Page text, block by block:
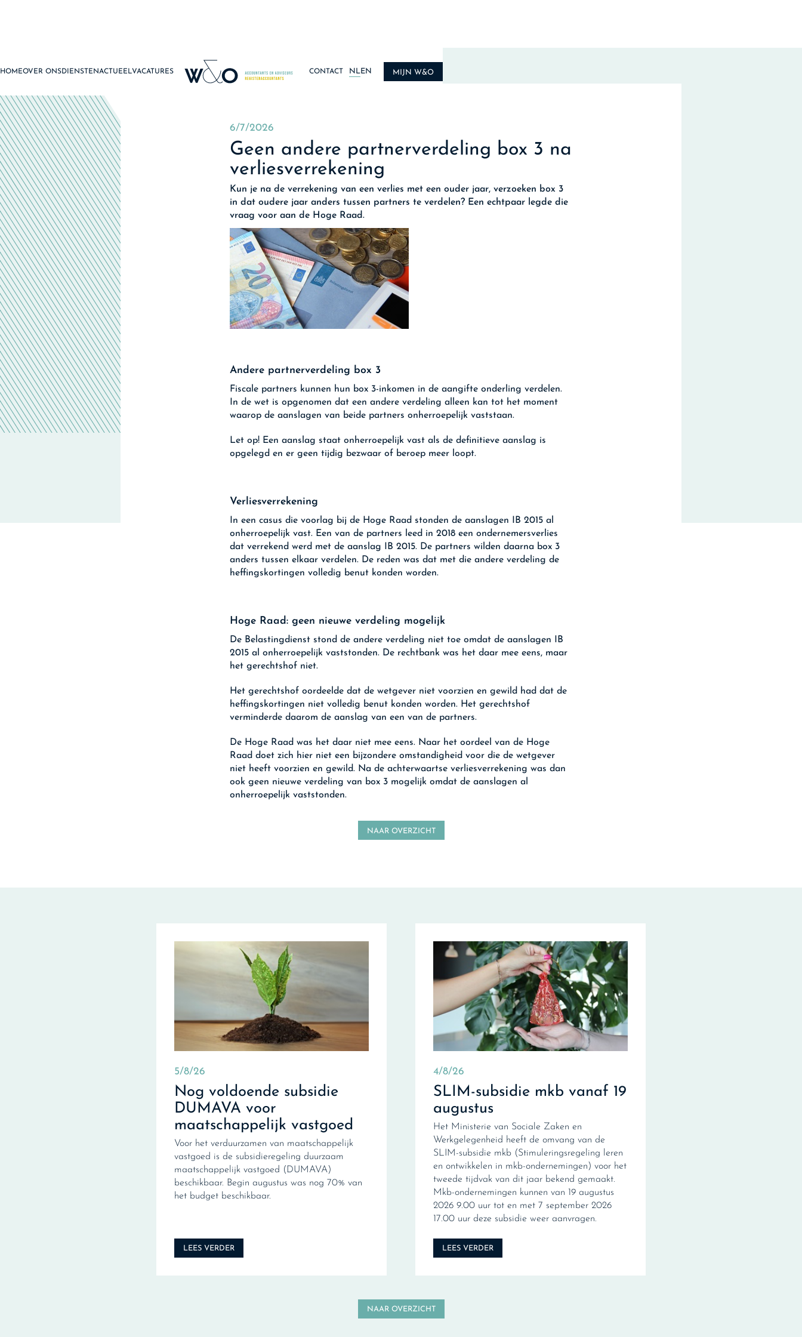
HOMEOVER ONSDIENSTENACTUEELVACATURES CONTACT NL EN MIJN W&O
6/7/2026
Geen andere partnerverdeling box 3 na
verliesverrekening
Kun je na de verrekening van een verlies met een ouder jaar, verzoeken box 3
in dat oudere jaar anders tussen partners te verdelen? Een echtpaar legde die
vraag voor aan de Hoge Raad.
Andere partnerverdeling box 3
Fiscale partners kunnen hun box 3-inkomen in de aangifte onderling verdelen.
In de wet is opgenomen dat een andere verdeling alleen kan tot het moment
waarop de aanslagen van beide partners onherroepelijk vaststaan.
Let op! Een aanslag staat onherroepelijk vast als de definitieve aanslag is
opgelegd en er geen tijdig bezwaar of beroep meer loopt.
Verliesverrekening
In een casus die voorlag bij de Hoge Raad stonden de aanslagen IB 2015 al
onherroepelijk vast. Een van de partners leed in 2018 een ondernemersverlies
dat verrekend werd met de aanslag IB 2015. De partners wilden daarna box 3
anders tussen elkaar verdelen. De reden was dat met die andere verdeling de
heffingskortingen volledig benut konden worden.
Hoge Raad: geen nieuwe verdeling mogelijk
De Belastingdienst stond de andere verdeling niet toe omdat de aanslagen IB
2015 al onherroepelijk vaststonden. De rechtbank was het daar mee eens, maar
het gerechtshof niet.
Het gerechtshof oordeelde dat de wetgever niet voorzien en gewild had dat de
heffingskortingen niet volledig benut konden worden. Het gerechtshof
verminderde daarom de aanslag van een van de partners.
De Hoge Raad was het daar niet mee eens. Naar het oordeel van de Hoge
Raad doet zich hier niet een bijzondere omstandigheid voor die de wetgever
niet heeft voorzien en gewild. Na de achterwaartse verliesverrekening was dan
ook geen nieuwe verdeling van box 3 mogelijk omdat de aanslagen al
onherroepelijk vaststonden.
NAAR OVERZICHT
5/8/26
Nog voldoende subsidie
DUMAVA voor
maatschappelijk vastgoed
Voor het verduurzamen van maatschappelijk
vastgoed is de subsidieregeling duurzaam
maatschappelijk vastgoed (DUMAVA)
beschikbaar. Begin augustus was nog 70% van
het budget beschikbaar.
LEES VERDER
4/8/26
SLIM-subsidie mkb vanaf 19
augustus
Het Ministerie van Sociale Zaken en
Werkgelegenheid heeft de omvang van de
SLIM-subsidie mkb (Stimuleringsregeling leren
en ontwikkelen in mkb-ondernemingen) voor het
tweede tijdvak van dit jaar bekend gemaakt.
Mkb-ondernemingen kunnen van 19 augustus
2026 9.00 uur tot en met 7 september 2026
17.00 uur deze subsidie weer aanvragen.
LEES VERDER
NAAR OVERZICHT